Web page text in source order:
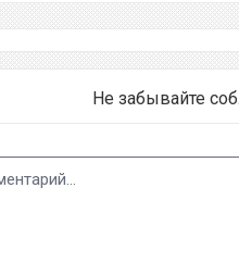
Не забывайте